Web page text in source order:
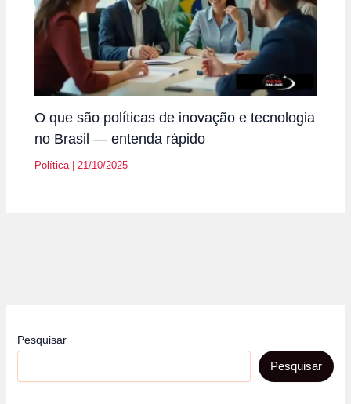
O que são políticas de inovação e tecnologia
no Brasil — entenda rápido
Política|21/10/2025
Pesquisar
Pesquisar